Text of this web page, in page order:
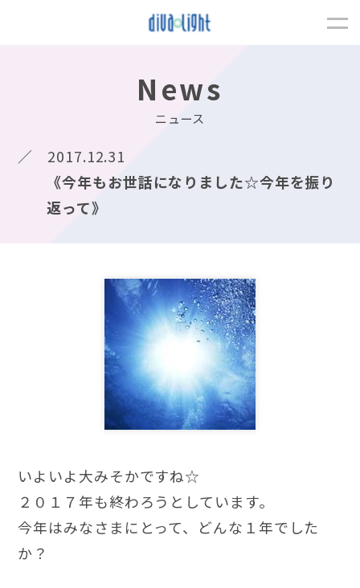
News
ニュース
2017.12.31
《今年もお世話になりました☆今年を振り
返って》
いよいよ大みそかですね☆
２０１７年も終わろうとしています。
今年はみなさまにとって、どんな１年でした
か？